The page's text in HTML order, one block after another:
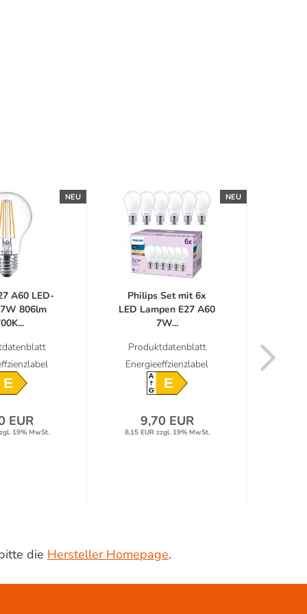
NEU
A60 LED-
806lm
EUR
19% MwSt.
NEU
Philips Set mit 6x
LED Lampen E27 A60
7W...
Produktdatenblatt
Energieeffzienzlabel
A
GE
9,70 EUR
8,15 EUR zzgl. 19% MwSt.
die Hersteller Homepage.